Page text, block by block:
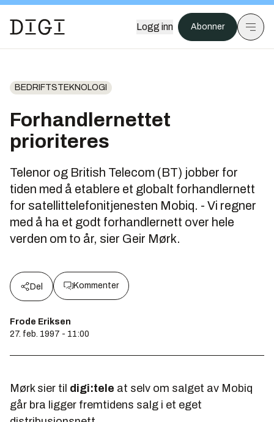
Logg inn Abonner
BEDRIFTSTEKNOLOGI
Forhandlernettet
prioriteres
Telenor og British Telecom (BT) jobber for
tiden med å etablere et globalt forhandlernett
for satellittelefonitjenesten Mobiq. - Vi regner
med å ha et godt forhandlernett over hele
verden om to år, sier Geir Mørk.
Del Kommenter
Frode Eriksen
27. feb. 1997 - 11:00
Mørk sier til digi:tele at selv om salget av Mobiq
går bra ligger fremtidens salg i et eget